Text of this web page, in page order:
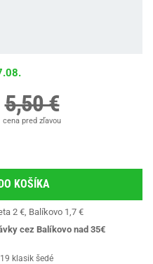
5,50 €
cena pred zľavou
KOŠÍKA
2 €, Balíkovo 1,7 €
cez Balíkovo nad 35€
klasik šedé